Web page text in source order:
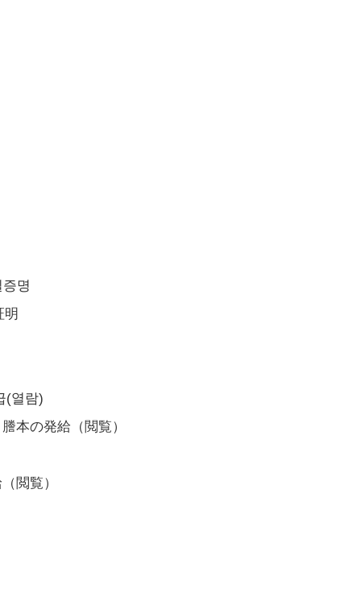
명
明
(열람)
本の発給（閲覧）
閲覧）